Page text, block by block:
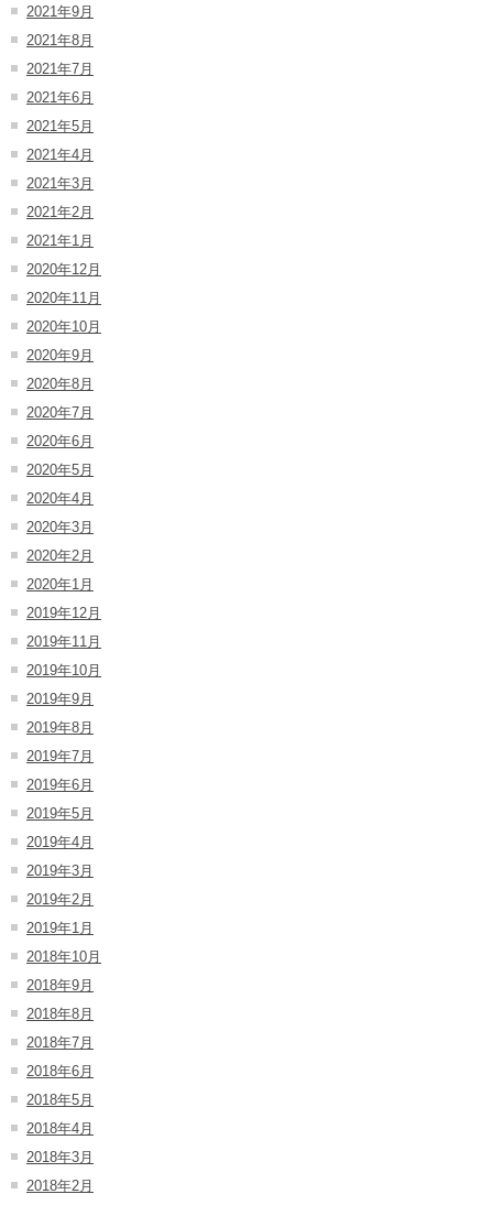
2021年9月
2021年8月
2021年7月
2021年6月
2021年5月
2021年4月
2021年3月
2021年2月
2021年1月
2020年12月
2020年11月
2020年10月
2020年9月
2020年8月
2020年7月
2020年6月
2020年5月
2020年4月
2020年3月
2020年2月
2020年1月
2019年12月
2019年11月
2019年10月
2019年9月
2019年8月
2019年7月
2019年6月
2019年5月
2019年4月
2019年3月
2019年2月
2019年1月
2018年10月
2018年9月
2018年8月
2018年7月
2018年6月
2018年5月
2018年4月
2018年3月
2018年2月